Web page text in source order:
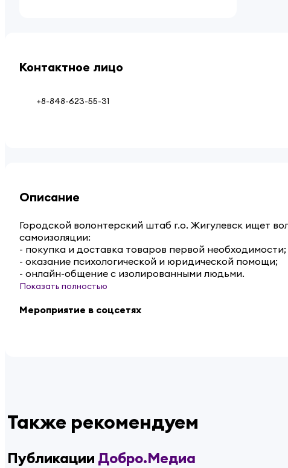
Контактное лицо
+8-848-623-55-31
Описание
Городской волонтерский штаб г.о. Жигулевск ищет
самоизоляции:
- покупка и доставка товаров первой необходимости;
- оказание психологической и юридической помощи;
- онлайн-общение с изолированными людьми.
Показать полностью
Мероприятие в соцсетях
Также рекомендуем
Публикации Добро.Медиа